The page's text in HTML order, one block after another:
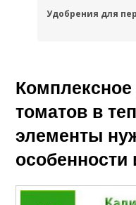
Удобрения для
томатов в
элементы
особенности